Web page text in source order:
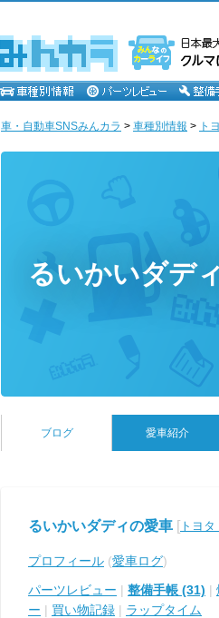
車・自動車SNSみんカラ > 車種別情報 > ト
るいかいダデ
ブログ 愛車紹介
るいかいダディの愛車 [ トヨ
プロフィール (愛車ログ)
パーツレビュー | 整備手帳 (31) |
ー | 買い物記録 | ラップタイム